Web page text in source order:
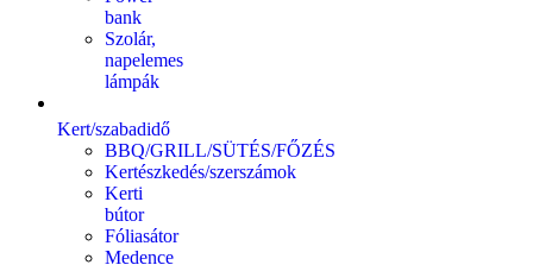
bank
Szolár,
napelemes
lámpák
Kert/szabadidő
BBQ/GRILL/SÜTÉS/FŐZÉS
Kertészkedés/szerszámok
Kerti
bútor
Fóliasátor
Medence